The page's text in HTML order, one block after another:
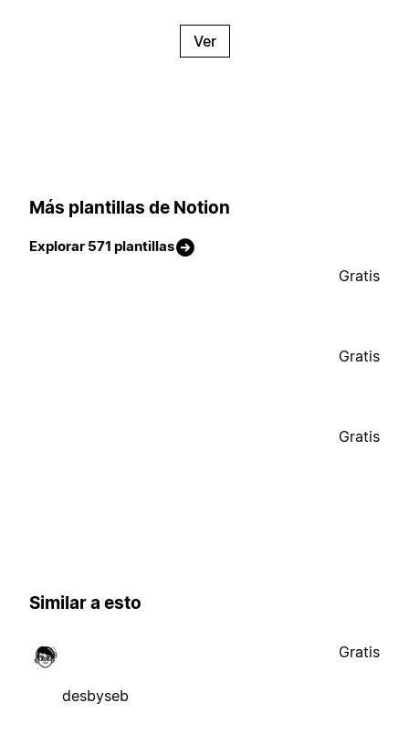
Ver
Más plantillas de Notion
Explorar 571 plantillas
Gratis
Gratis
Gratis
Similar a esto
desbyseb
Gratis